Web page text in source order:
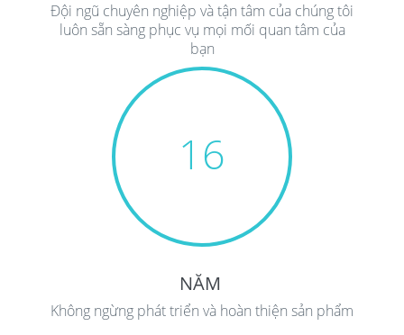
Đội ngũ chuyên nghiệp và tận tâm của chúng tôi
luôn sẵn sàng phục vụ mọi mối quan tâm của
bạn
16
NĂM
Không ngừng phát triển và hoàn thiện sản phẩm